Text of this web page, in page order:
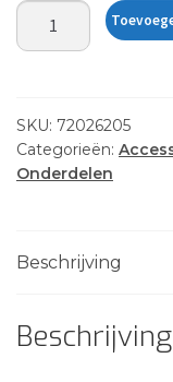
RailBlaza
CAMERA
aantal
SKU: 72026205
Categorieën:
Onderdelen
Beschrijving
Beschrijving